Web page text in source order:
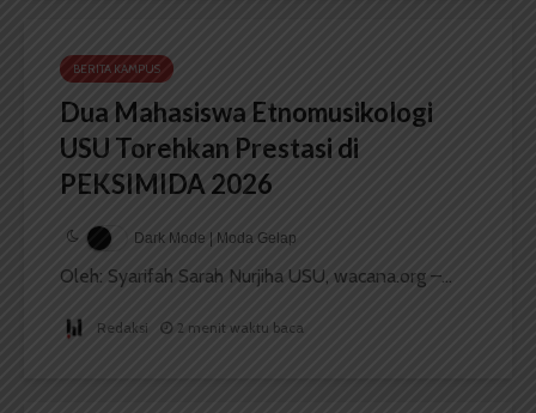
BERITA KAMPUS
Dua Mahasiswa Etnomusikologi
USU Torehkan Prestasi di
PEKSIMIDA 2026
Dark Mode | Moda Gelap
Oleh: Syarifah Sarah Nurjiha USU, wacana.org –...
Redaksi 2 menit waktu baca